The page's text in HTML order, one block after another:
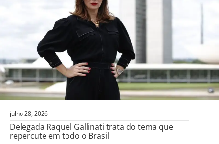
julho 28, 2026
Delegada Raquel Gallinati trata do tema que
repercute em todo o Brasil